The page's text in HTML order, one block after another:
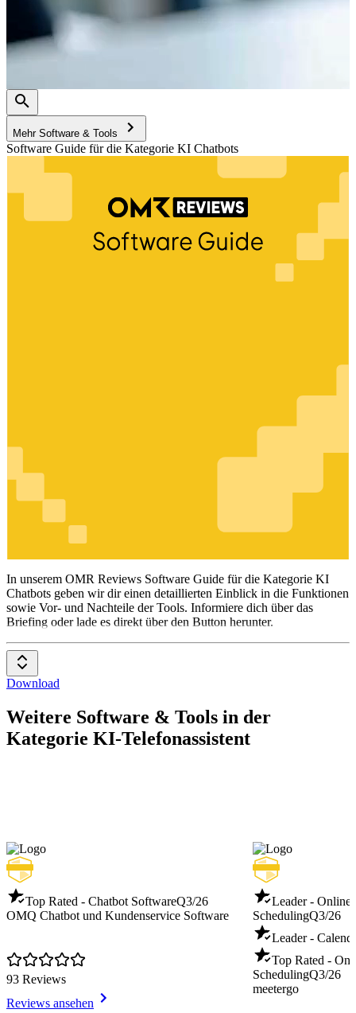
Mehr Software & Tools
Software Guide für die Kategorie KI Chatbots
KI Chatbots
In unserem OMR Reviews Software Guide für die Kategorie KI
Chatbots geben wir dir einen detaillierten Einblick in die Funktionen
sowie Vor- und Nachteile der Tools. Informiere dich über das
Briefing oder lade es direkt über den Button herunter.
Download
Weitere Software & Tools in der
Kategorie KI-Telefonassistent
Top Rated - Chatbot SoftwareQ3/26
OMQ Chatbot und Kundenservice Software
93 Reviews
Reviews ansehen
Leader - Online
SchedulingQ3/26
Leader -
Top Rated -
SchedulingQ3/26
meetergo